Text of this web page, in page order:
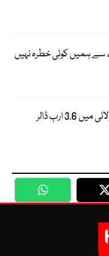
ہمیں کوئی خطرہ نہیں
ترسیلات زر میں بڑا اضافہ ، جولائی میں 3.6 ارب ڈالر
WhatsApp